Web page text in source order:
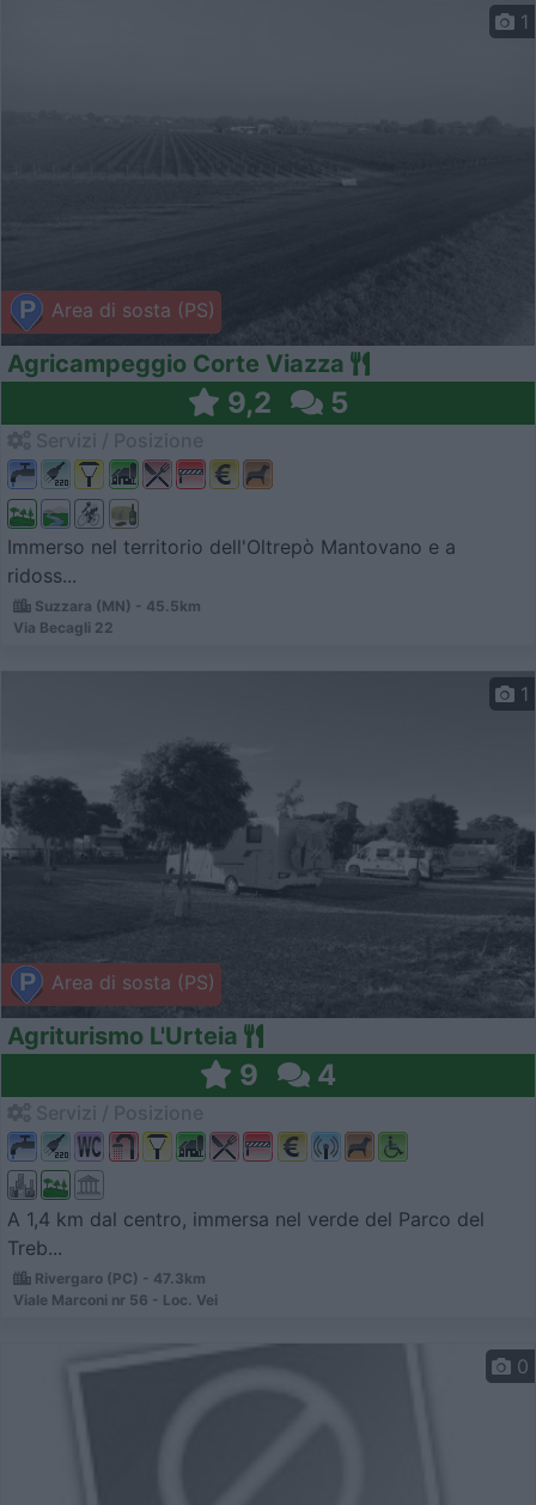
Area di sosta (PS)
1
Agricampeggio Corte Viazza
9,2 5
Immerso nel territorio dell'Oltrepò Mantovano e a
ridoss...
Suzzara (MN) - 45.5km
Via Becagli 22
Area di sosta (PS)
1
Agriturismo L'Urteia
9 4
A 1,4 km dal centro, immersa nel verde del Parco del
Treb...
Rivergaro (PC) - 47.3km
Viale Marconi nr 56 - Loc. Vei
0